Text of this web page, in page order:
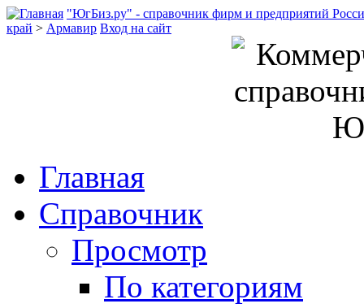
"ЮгБиз.ру" - справочник фирм и предприятий
край > Армавир Вход на сайт
Главная
Справочник
Просмотр
По категориям